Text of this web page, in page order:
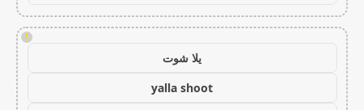
!
يلا شوت
yalla shoot